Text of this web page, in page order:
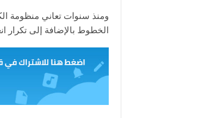
ومنذ سنوات تعاني منظومة
الخطوط بالإضافة إلى تكرار